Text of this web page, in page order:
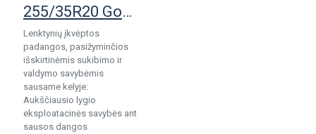
255/35R20 Goodyear Eagle F1 SuperSport
Lenktynių įkvėptos
padangos, pasižyminčios
išskirtinėmis sukibimo ir
valdymo savybėmis
sausame kelyje:
Aukščiausio lygio
eksploatacinės savybės ant
sausos dangos